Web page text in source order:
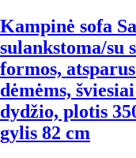
Kampinė sofa
sulankstoma/su
formos,
dėmėms,
dydžio, plotis
gylis 82 cm